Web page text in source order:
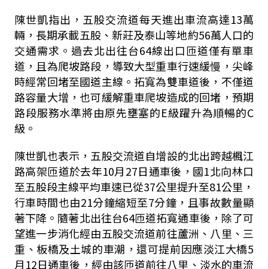
陳世凱指出，五股交流道每天進出車流高達13萬
輛，長期承載五股、新莊及泰山等地約56萬人口的
交通需求。過去北出往台64線出口匝道僅有單車
道，且為爬坡路段，導致大型重車行速緩慢，尖峰
時經常回堵至國道主線。拓寬為雙車道後，不僅道
路容量大增，也可緩解重車爬坡造成的回堵，預期
路段服務水準將由原先壅塞的E級躍升為順暢的C
級。
陳世凱也表示，五股交流道自增設的北出跨越楓江
路高架匝道於去年10月27日通車後，國1北向林口
至五股段主線平均車速已從37公里提升至81公里，
行車時間也由21分鐘縮短至7分鐘，且事故數量顯
著下降。隨著北出往台64匝道拓寬通車後，除了可
望進一步消化經由五股交流道前往蘆洲、八里、三
重、板橋及土城的車潮，還可提前因應淡江大橋5
月12日通車後，經由該匝道前往八里、淡水的車流